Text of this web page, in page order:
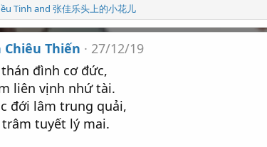
Tinh and 张佳乐头上的小花儿
Chiêu Thiến
27/12/19
thán đình cơ đức,
liên vịnh nhứ tài.
đới lâm trung quải,
trâm tuyết lý mai.